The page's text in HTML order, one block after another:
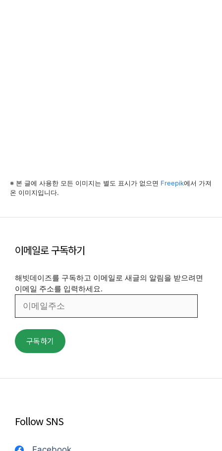
※ 본 글에 사용한 모든 이미지는 별도 표시가 없으면 Freepik에서 가져
온 이미지입니다.
이메일로 구독하기
해빗데이즈를 구독하고 이메일로 새글의 알림을 받으려면
이메일 주소를 입력하세요.
주
소
구독하기
Follow SNS